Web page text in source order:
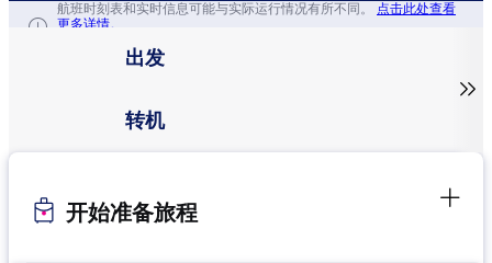
航班时刻表和实时信息可能与实际运行情况有所不同。 点击此处查看
更多详情。
出发
转机

开始准备旅程